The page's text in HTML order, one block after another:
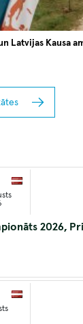
Latvijas Kausa
2026,